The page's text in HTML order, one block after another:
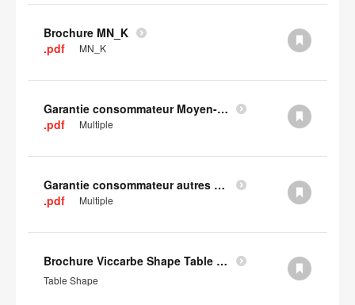
Brochure MN_K
.pdf
MN_K
Garantie consommateur Moyen-Orient, Asie centrale et Afrique
.pdf
Multiple
Garantie consommateur autres pays d'Europe
.pdf
Multiple
Brochure Viccarbe Shape Table (en anglais)
Table Shape